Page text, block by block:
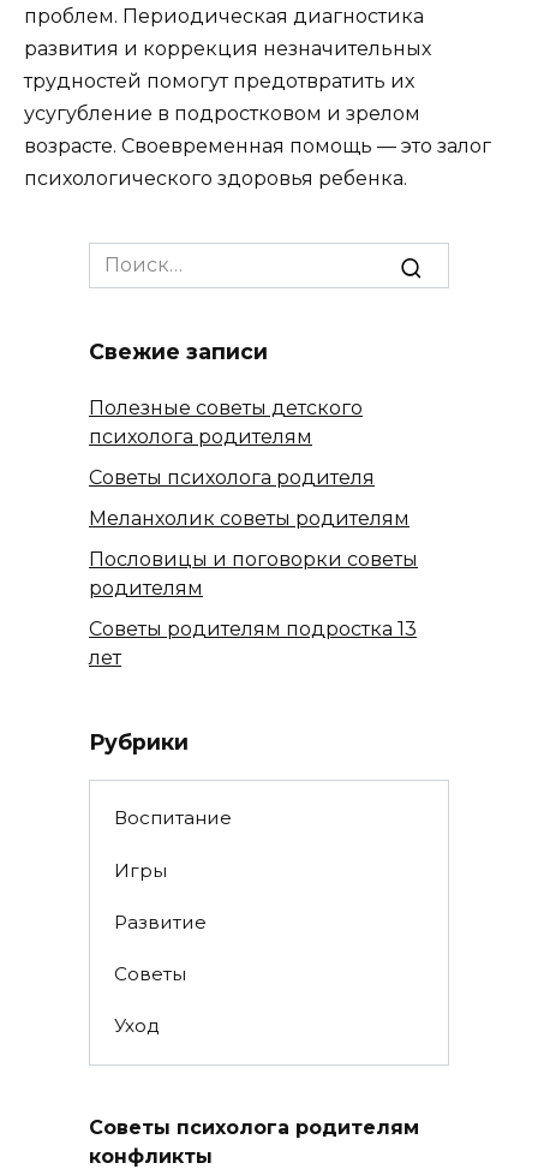
проблем. Периодическая диагностика
развития и коррекция незначительных
трудностей помогут предотвратить их
усугубление в подростковом и зрелом
возрасте. Своевременная помощь — это залог
психологического здоровья ребенка.
Search
for:
Свежие записи
Полезные советы детского
психолога родителям
Советы психолога родителя
Меланхолик советы родителям
Пословицы и поговорки советы
родителям
Советы родителям подростка 13
лет
Рубрики
Воспитание
Игры
Развитие
Советы
Уход
Советы психолога родителям
конфликты